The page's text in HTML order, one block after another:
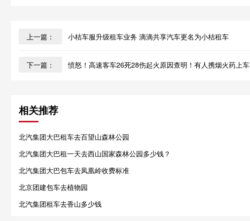
上一篇： 小桔车服升级租车业务 滴滴共享汽车更名为小桔租车
下一篇： 愤怒！高速客车26死28伤起火原因查明！有人携烟火药上车
相关推荐
北汽集团大巴租车去百望山森林公园
北汽集团大巴租一天去西山国家森林公园多少钱？
北汽集团大巴包车去凤凰岭收费标准
北京团建包车去植物园
北汽集团租车去香山多少钱